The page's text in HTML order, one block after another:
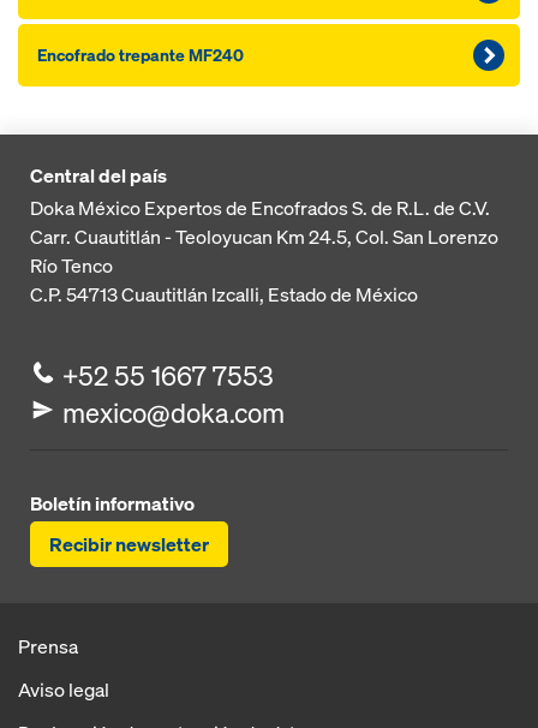
Encofrado trepante MF240
Central del país
Doka México Expertos de Encofrados S. de R.L. de C.V.
Carr. Cuautitlán - Teoloyucan Km 24.5, Col. San Lorenzo
Río Tenco
C.P. 54713Cuautitlán Izcalli, Estado de México
+52 55 1667 7553
mexico@doka.com
Boletín informativo
Recibir newsletter
Prensa
Aviso legal